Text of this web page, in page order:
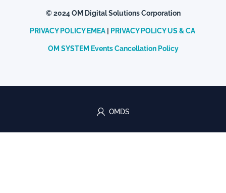
© 2024 OM Digital Solutions Corporation
PRIVACY POLICY EMEA| PRIVACY POLICY US & CA
OM SYSTEM Events Cancellation Policy
OMDS